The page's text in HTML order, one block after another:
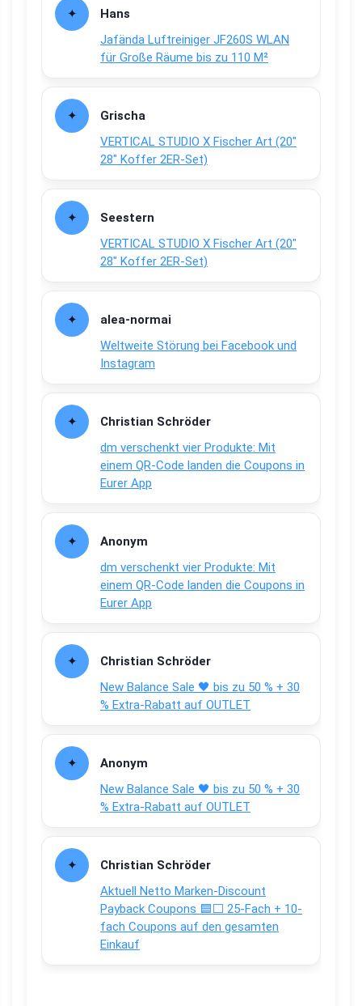
Hans
Jafända Luftreiniger JF260S WLAN
für Große Räume bis zu 110 M²
Grischa
VERTICAL STUDIO X Fischer Art (20″
28″ Koffer 2ER-Set)
Seestern
VERTICAL STUDIO X Fischer Art (20″
28″ Koffer 2ER-Set)
alea-normai
Weltweite Störung bei Facebook und
Instagram
Christian Schröder
dm verschenkt vier Produkte: Mit
einem QR-Code landen die Coupons in
Eurer App
Anonym
dm verschenkt vier Produkte: Mit
einem QR-Code landen die Coupons in
Eurer App
Christian Schröder
New Balance Sale 🖤 bis zu 50 % + 30
% Extra-Rabatt auf OUTLET
Anonym
New Balance Sale 🖤 bis zu 50 % + 30
% Extra-Rabatt auf OUTLET
Christian Schröder
Aktuell Netto Marken-Discount
Payback Coupons 🟦⬜ 25-Fach + 10-
fach Coupons auf den gesamten
Einkauf